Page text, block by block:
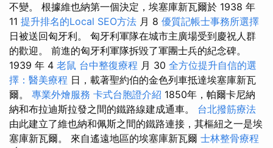
不變。 根據維也納第一個決定，埃塞庫新瓦爾於 1938 年
11 提升排名的Local SEO方法 月 8 優質記帳士事務所選擇
日被送回匈牙利。 匈牙利軍隊在城市主廣場受到慶祝人群
的歡迎。 前進的匈牙利軍隊拆毀了軍團士兵的紀念碑。
1939 年 4 老鼠 台中整復療程 月 30 全方位提升自信的選
擇：醫美療程 日，載著聖約伯的金色列車抵達埃塞庫新瓦
爾。 專業外燴服務 卡式台胞證介紹 1850年，帕爾卡尼納
納和布拉迪斯拉發之間的鐵路線建成通車。 台北撥筋療法
由此建立了維也納和佩斯之間的鐵路連接，其樞紐之一是埃
塞庫新瓦爾。 來自遙遠地區的埃塞庫新瓦爾 士林整骨療程